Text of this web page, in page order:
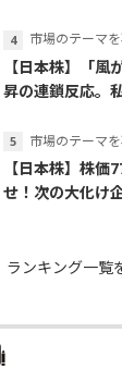
市場のテーマを再
【日本株】「風
昇の連鎖反応。
市場のテーマを再
【日本株】株
せ！次の大化け
ランキング一覧